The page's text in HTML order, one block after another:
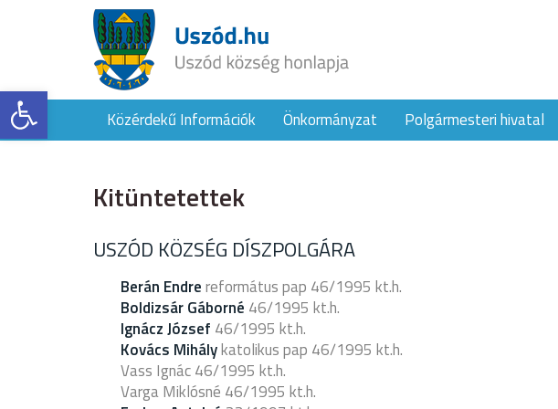
Eszköztár megnyitásaKözérdekű Információk Önkormányzat Polgármesteri hivatal
Kitüntetettek
USZÓD KÖZSÉG DÍSZPOLGÁRA
Berán Endrereformátus pap 46/1995 kt.h.
Boldizsár Gáborné 46/1995 kt.h.
Ignácz József 46/1995 kt.h.
Kovács Mihálykatolikus pap 46/1995 kt.h.
Vass Ignác 46/1995 kt.h.
Varga Miklósné 46/1995 kt.h.